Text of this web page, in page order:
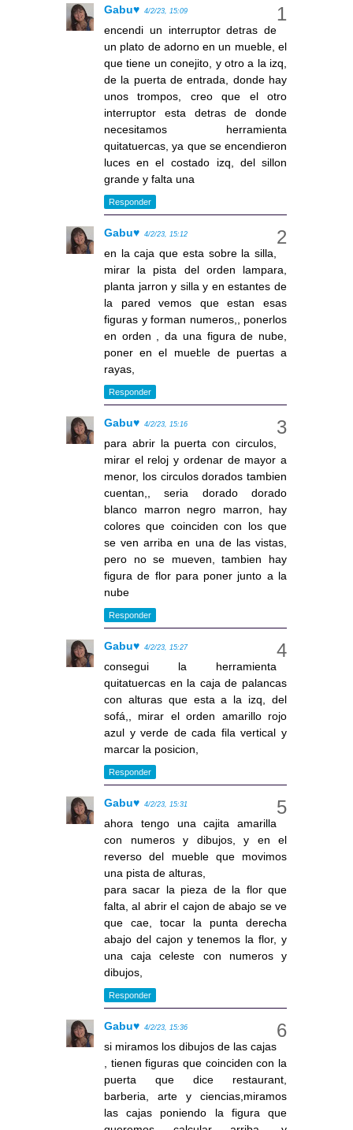
Gabu♥ 4/2/23, 15:09
encendi un interruptor detras de
un plato de adorno en un mueble, el
que tiene un conejito, y otro a la izq,
de la puerta de entrada, donde hay
unos trompos, creo que el otro
interruptor esta detras de donde
necesitamos herramienta
quitatuercas, ya que se encendieron
luces en el costado izq, del sillon
grande y falta una
Responder
Gabu♥ 4/2/23, 15:12
en la caja que esta sobre la silla,
mirar la pista del orden lampara,
planta jarron y silla y en estantes de
la pared vemos que estan esas
figuras y forman numeros,, ponerlos
en orden , da una figura de nube,
poner en el mueble de puertas a
rayas,
Responder
Gabu♥ 4/2/23, 15:16
para abrir la puerta con circulos,
mirar el reloj y ordenar de mayor a
menor, los circulos dorados tambien
cuentan,, seria dorado dorado
blanco marron negro marron, hay
colores que coinciden con los que
se ven arriba en una de las vistas,
pero no se mueven, tambien hay
figura de flor para poner junto a la
nube
Responder
Gabu♥ 4/2/23, 15:27
consegui la herramienta
quitatuercas en la caja de palancas
con alturas que esta a la izq, del
sofá,, mirar el orden amarillo rojo
azul y verde de cada fila vertical y
marcar la posicion,
Responder
Gabu♥ 4/2/23, 15:31
ahora tengo una cajita amarilla
con numeros y dibujos, y en el
reverso del mueble que movimos
una pista de alturas,
para sacar la pieza de la flor que
falta, al abrir el cajon de abajo se ve
que cae, tocar la punta derecha
abajo del cajon y tenemos la flor, y
una caja celeste con numeros y
dibujos,
Responder
Gabu♥ 4/2/23, 15:36
si miramos los dibujos de las cajas
, tienen figuras que coinciden con la
puerta que dice restaurant,
barberia, arte y ciencias,miramos
las cajas poniendo la figura que